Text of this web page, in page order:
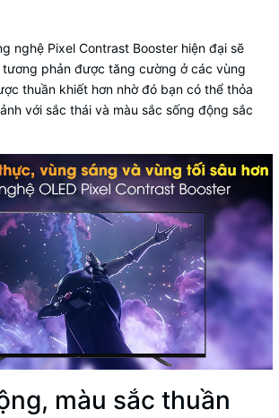
nghệ Pixel Contrast Booster hiện đại sẽ
phản được tăng cường ở các vùng
thuần khiết hơn nhờ đó bạn có thể thỏa
với sắc thái và màu sắc sống động sắc
màu sắc thuần